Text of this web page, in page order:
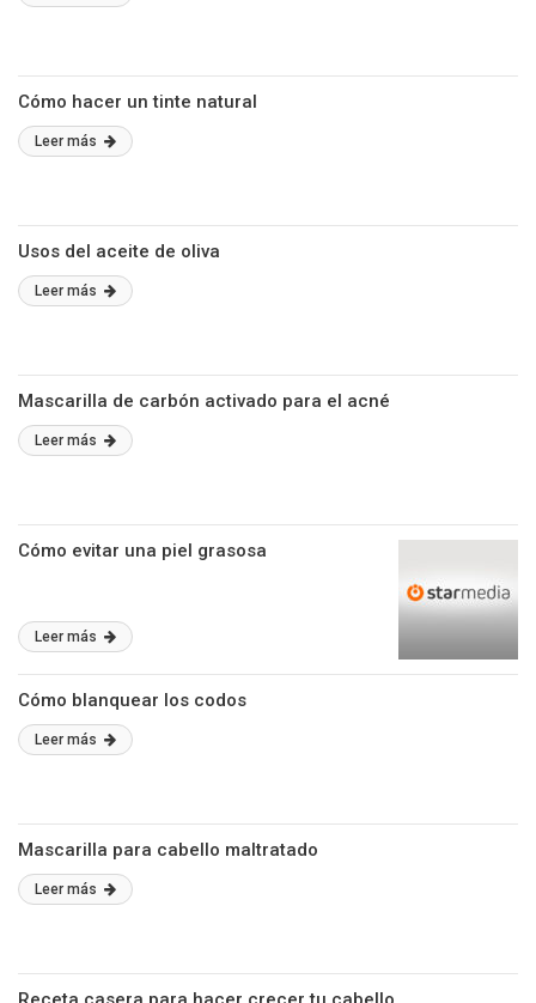
Cómo hacer un tinte natural
Leer más
Usos del aceite de oliva
Leer más
Mascarilla de carbón activado para el acné
Leer más
Cómo evitar una piel grasosa
Leer más
Cómo blanquear los codos
Leer más
Mascarilla para cabello maltratado
Leer más